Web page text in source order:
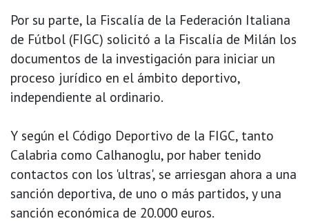
Por su parte, la Fiscalía de la Federación Italiana
de Fútbol (FIGC) solicitó a la Fiscalía de Milán los
documentos de la investigación para iniciar un
proceso jurídico en el ámbito deportivo,
independiente al ordinario.
Y según el Código Deportivo de la FIGC, tanto
Calabria como Calhanoglu, por haber tenido
contactos con los 'ultras', se arriesgan ahora a una
sanción deportiva, de uno o más partidos, y una
sanción económica de 20.000 euros.